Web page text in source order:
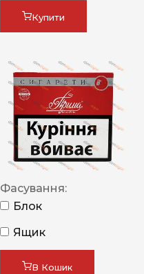
Купити
Фасування:
Блок
Ящик
В Кошик